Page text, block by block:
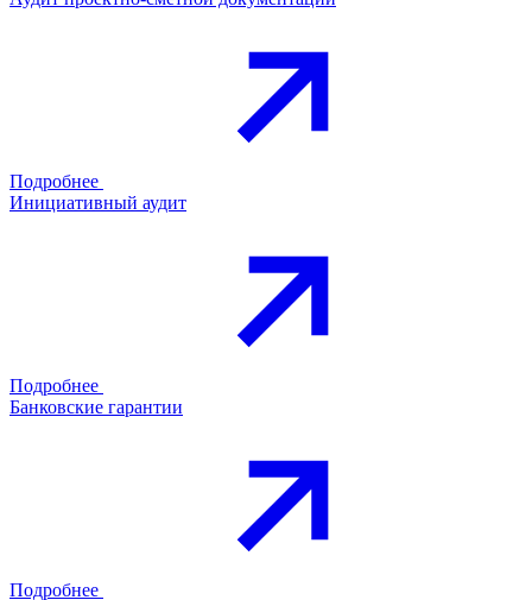
Подробнее
Инициативный аудит
Подробнее
Банковские гарантии
Подробнее